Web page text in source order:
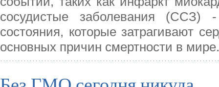
сосудистые заболевания
состояния, которые затрагивают
основных причин смертности в мире.